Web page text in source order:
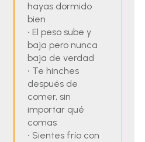
hayas dormido
bien
· El peso sube y
baja pero nunca
baja de verdad
· Te hinches
después de
comer, sin
importar qué
comas
· Sientes frío con